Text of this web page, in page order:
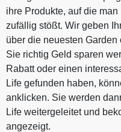
ihre Produkte, auf die
zufällig stößt. Wir geben
über die neuesten
Sie richtig Geld sparen
Rabatt oder einen
Life gefunden haben,
anklicken. Sie werden
Life weitergeleitet und
angezeigt.